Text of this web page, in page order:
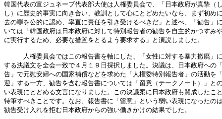
韓国代表の宣ジュネーブ代表部大使は人権委員会で、「日本政府が真摯（
し）に歴史的事実に向き合い、教訓として心にとどめたいなら、まず初め
去の罪を公的に認め、率直に責任を引き受けるべきだ」と述べ、「勧告」
いては「韓国政府は日本政府に対して特別報告者の勧告を自主的かつすみ
に実行するため、必要な措置をとるよう要求する」と演説しました。
人権委員会ではこの報告書を軸にした、「女性に対する暴力撤廃」
する決議文を全会一致で４月１９日採択しました。決議は、日本政府への
告」で元慰安婦への国家補償などを求めた「人権委特別報告者」の活動を
迎」する一方、勧告を含む報告書については「留意（テークノート）」と
い表現にとどめる文言になりました。この決議案に日本政府も賛成したこ
特筆すべきことです。なお、報告書に「留意」という弱い表現になったの
勧告受け入れを拒む日本政府からの強い働きかけの結果でした。